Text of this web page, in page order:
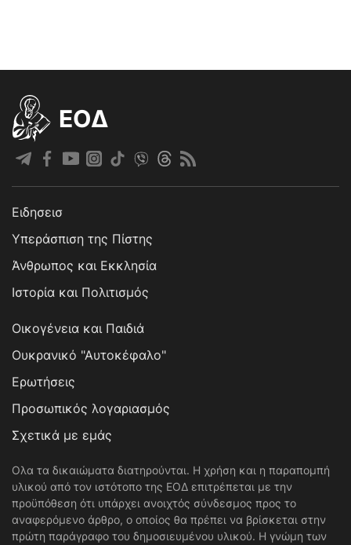
EOΔ
Ειδησεισ
Υπεράσπιση της Πίστης
Άνθρωπος και Εκκλησία
Ιστορία και Πολιτισμός
Οικογένεια και Παιδιά
Ουκρανικό "Αυτοκέφαλο"
Ερωτήσεις
Προσωπικός λογαριασμός
Σχετικά με εμάς
Ολα τα δικαιώματα διατηρούνται. Η χρήση και η παραπομπή
υλικού από τον ιστότοπο της ΕΟΔ επιτρέπεται με την
προϋπόθεση ότι υπάρχει ανοιχτός σύνδεσμος προς το
αναφερόμενο άρθρο, ο οποίος θα πρέπει να βρίσκεται στην
πρώτη παράγραφο του δημοσιευμένου υλικού. Η γνώμη των